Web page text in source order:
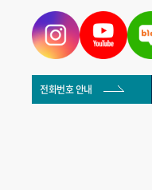
전화번호 안내